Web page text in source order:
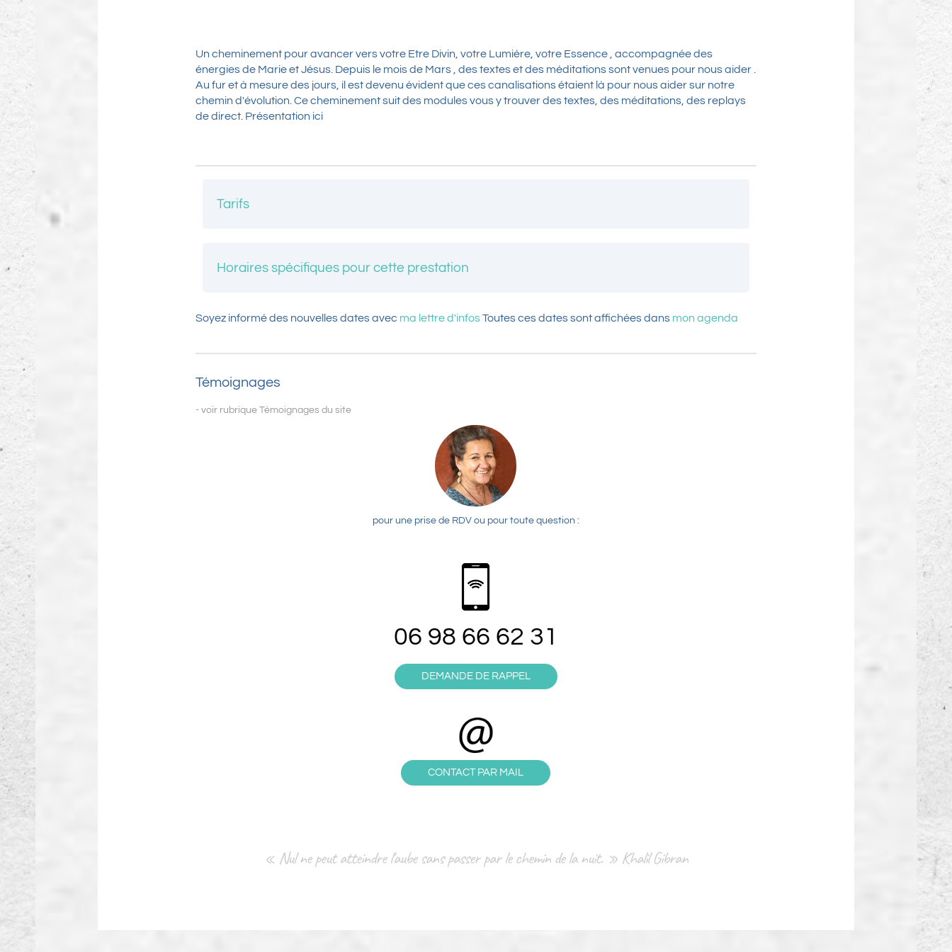
Un cheminement pour avancer vers votre Etre Divin, votre Lumière, votre Essence , accompagnée des
énergies de Marie et Jésus. Depuis le mois de Mars , des textes et des méditations sont venues pour nous aider .
Au fur et à mesure des jours, il est devenu évident que ces canalisations étaient là pour nous aider sur notre
chemin d'évolution. Ce cheminement suit des modules vous y trouver des textes, des méditations, des replays
de direct. Présentation ici
Tarifs
Horaires spécifiques pour cette prestation
Soyez informé des nouvelles dates avec ma lettre d'infosToutes ces dates sont affichées dans mon agenda
Témoignages
- voir rubrique Témoignages du site
pour une prise de RDV ou pour toute question :
06 98 66 62 31
DEMANDE DE RAPPEL
CONTACT PAR MAIL
« Nul ne peut atteindre l'aube sans passer par le chemin de la nuit. » Khalil Gibran